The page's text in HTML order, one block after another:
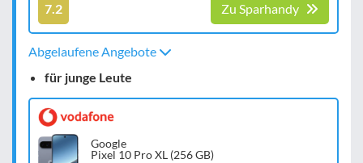
7.2 Zu Sparhandy
Abgelaufene Angebote
für junge Leute
Google
Pixel 10 Pro XL (256 GB)